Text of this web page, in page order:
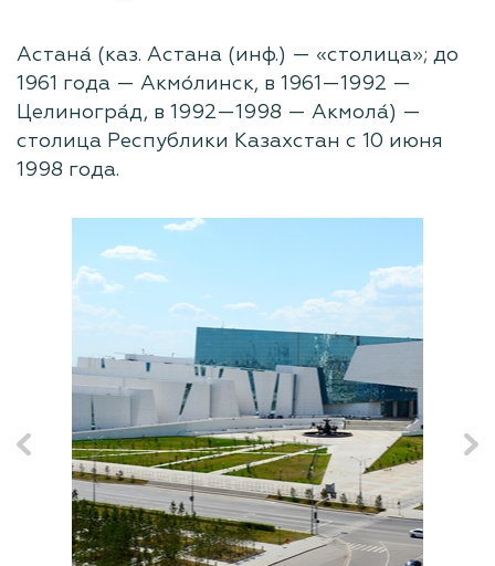
Астана́ (каз. Астана (инф.) — «столица»; до
1961 года — Акмо́линск, в 1961—1992 —
Целиногра́д, в 1992—1998 — Акмола́) —
столица Республики Казахстан с 10 июня
1998 года.